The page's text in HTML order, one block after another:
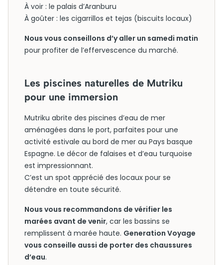
À voir : le palais d’Aranburu
À goûter : les cigarrillos et tejas (biscuits locaux)
Nous vous conseillons d’y aller un samedi matin
pour profiter de l’effervescence du marché.
Les piscines naturelles de Mutriku
pour une immersion
Mutriku abrite des piscines d’eau de mer
aménagées dans le port, parfaites pour une
activité estivale au bord de mer au Pays basque
Espagne. Le décor de falaises et d’eau turquoise
est impressionnant.
C’est un spot apprécié des locaux pour se
détendre en toute sécurité.
Nous vous recommandons de vérifier les
marées avant de venir, car les bassins se
remplissent à marée haute. Generation Voyage
vous conseille aussi de porter des chaussures
d’eau.